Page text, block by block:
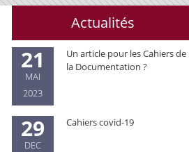
Actualités
21
MAI
2023
Un article pour les Cahiers de
la Documentation ?
29
DEC
Cahiers covid-19